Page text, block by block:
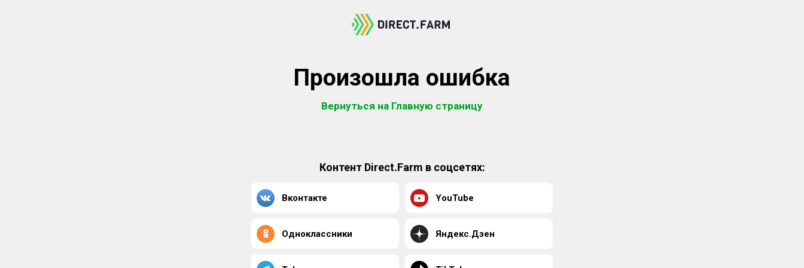
Произошла ошибка
Вернуться на Главную страницу
Контент Direct.Farm в соцсетях:
Вконтакте YouTube
Одноклассники Яндекс.Дзен